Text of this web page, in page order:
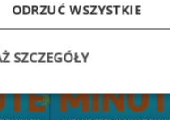
ODRZUĆ WSZYSTKIE
SZCZEGÓŁY
Wydajność